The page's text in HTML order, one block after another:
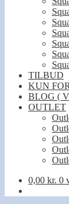
TILBUD
KUN
BLOG (
OUTLET
0,00 kr. 0